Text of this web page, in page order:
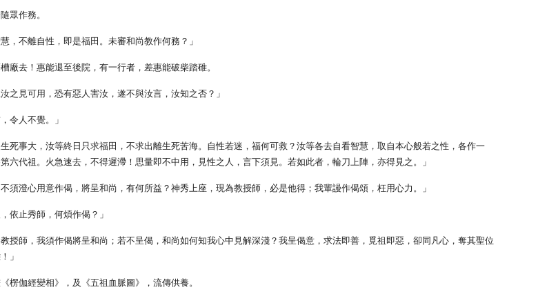
眾作務。
，不離自性，即是福田。未審和尚教作何務？」
廠去！惠能退至後院，有一行者，差惠能破柴踏碓。
之見可用，恐有惡人害汝，遂不與汝言，汝知之否？」
令人不覺。」
死事大，汝等終日只求福田，不求出離生死苦海。自性若迷，福何可救？汝等各去自看智慧，取自本心般若之性，各作一
六代祖。火急速去，不得遲滯！思量即不中用，見性之人，言下須見。若如此者，輪刀上陣，亦得見之。」
須澄心用意作偈，將呈和尚，有何所益？神秀上座，現為教授師，必是他得；我輩謾作偈頌，枉用心力。」
依止秀師，何煩作偈？」
授師，我須作偈將呈和尚；若不呈偈，和尚如何知我心中見解深淺？我呈偈意，求法即善，覓祖即惡，卻同凡心，奪其聖位
」
楞伽經變相》，及《五祖血脈圖》，流傳供養。